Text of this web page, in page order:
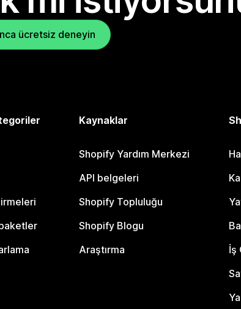
ücretsiz deneyin
Kaynaklar
Shopify Yardım Merkezi
API belgeleri
Shopify Topluluğu
Shopify Blogu
Araştırma
İş